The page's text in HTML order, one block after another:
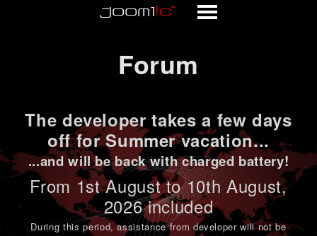
Forum
The developer takes a few days
off for Summer vacation...
...and will be back with charged battery!
From 1stAugust to 10th August,
2026 included
During this period,assistance from developer will not be